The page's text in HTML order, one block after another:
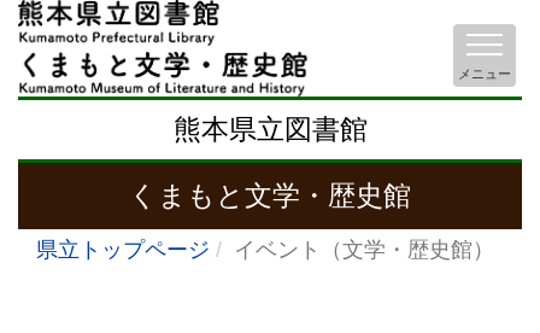
熊本県立図書館
くまもと文学・歴史館
メニュー
県立トップページ イベント（文学・歴史館）